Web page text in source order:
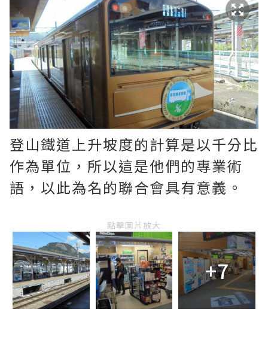
登山鐵道上升坡度的計算是以千分比
作為單位，所以這是他們的專業術
語，以此為名的聯合會具有意義。
點擊圖片放大
+7